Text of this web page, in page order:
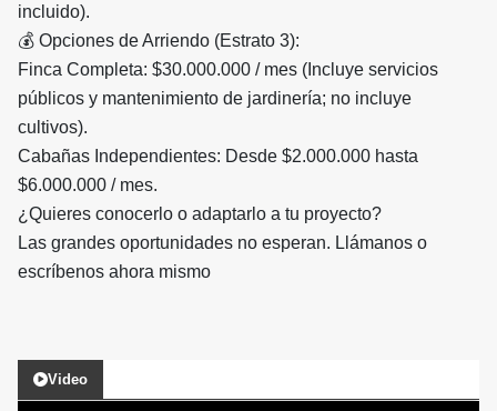
incluido).
​💰 Opciones de Arriendo (Estrato 3):
​Finca Completa: $30.000.000 / mes (Incluye servicios
públicos y mantenimiento de jardinería; no incluye
cultivos).
​Cabañas Independientes: Desde $2.000.000 hasta
$6.000.000 / mes.
​¿Quieres conocerlo o adaptarlo a tu proyecto?
Las grandes oportunidades no esperan. Llámanos o
escríbenos ahora mismo
Video